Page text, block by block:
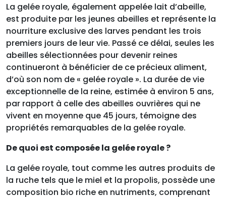
La gelée royale, également appelée lait d’abeille,
est produite par les jeunes abeilles et représente la
nourriture exclusive des larves pendant les trois
premiers jours de leur vie. Passé ce délai, seules les
abeilles sélectionnées pour devenir reines
continueront à bénéficier de ce précieux aliment,
d’où son nom de « gelée royale ». La durée de vie
exceptionnelle de la reine, estimée à environ 5 ans,
par rapport à celle des abeilles ouvrières qui ne
vivent en moyenne que 45 jours, témoigne des
propriétés remarquables de la gelée royale.
De quoi est composée la gelée royale ?
La gelée royale, tout comme les autres produits de
la ruche tels que le miel et la propolis, possède une
composition bio riche en nutriments, comprenant